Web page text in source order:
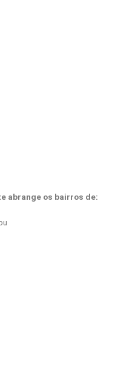
abrange os bairros de: